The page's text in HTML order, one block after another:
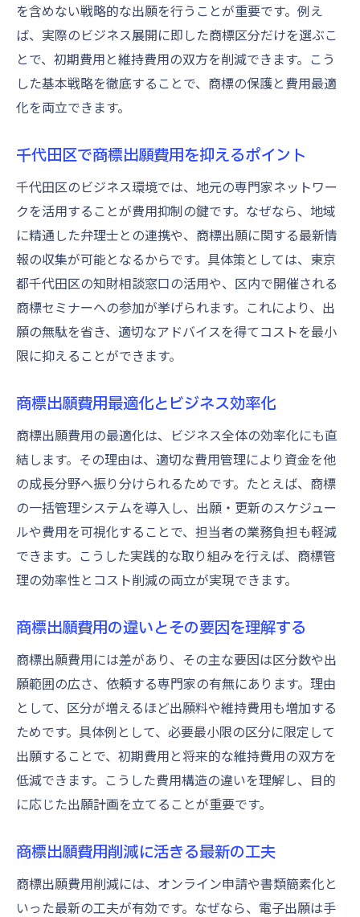
商標登録更新手続きの効率的な進め方
商標登録更新で発生する費用の見直し
商標登録更新を自分で行う際のポイント
商標更新手続きで気をつけたい注意事項
商標登録更新手続きの効率化と実践方法
特許庁料金表から読み解く商標維持の賢い戦略
特許庁料金表を活用した商標維持戦略
商標維持費用を料金表から見極める方法
商標維持費用の最新動向と賢い選択肢
商標維持費用の計画的な最適化のコツ
商標維持と料金表改定への対応方法
特許庁料金表を活かした費用管理術
商標権存続期間の基本と更新の重要性
商標権存続期間と更新手続きの流れ
商標権存続期間延長のための実践的対策
商標権存続期間と維持費用の関連性
商標権存続期間管理と費用最適化の方法
商標登録検索を活用した費用対策の極意
商標登録検索で費用を抑える実践法
商標登録検索と出願費用の関係性を解説
商標登録検索から始める賢い費用管理
商標登録検索で見つける費用節約ポイント
商標登録検索活用で出願費用を最適化
個人の特許申請費用と商標管理の最新動向
個人の特許申請費用と商標管理の基本
個人が知っておきたい商標管理のコツ
個人向け商標管理ツールの活用と費用対策
個人で行う商標管理の最新トレンド紹介
を含めない戦略的な出願を行うことが重要です。例え
ば、実際のビジネス展開に即した商標区分だけを選ぶこ
とで、初期費用と維持費用の双方を削減できます。こう
した基本戦略を徹底することで、商標の保護と費用最適
化を両立できます。
千代田区で商標出願費用を抑えるポイント
千代田区のビジネス環境では、地元の専門家ネットワー
クを活用することが費用抑制の鍵です。なぜなら、地域
に精通した弁理士との連携や、商標出願に関する最新情
報の収集が可能となるからです。具体策としては、東京
都千代田区の知財相談窓口の活用や、区内で開催される
商標セミナーへの参加が挙げられます。これにより、出
願の無駄を省き、適切なアドバイスを得てコストを最小
限に抑えることができます。
商標出願費用最適化とビジネス効率化
商標出願費用の最適化は、ビジネス全体の効率化にも直
結します。その理由は、適切な費用管理により資金を他
の成長分野へ振り分けられるためです。たとえば、商標
の一括管理システムを導入し、出願・更新のスケジュー
ルや費用を可視化することで、担当者の業務負担も軽減
できます。こうした実践的な取り組みを行えば、商標管
理の効率性とコスト削減の両立が実現できます。
商標出願費用の違いとその要因を理解する
商標出願費用には差があり、その主な要因は区分数や出
願範囲の広さ、依頼する専門家の有無にあります。理由
として、区分が増えるほど出願料や維持費用も増加する
ためです。具体例として、必要最小限の区分に限定して
出願することで、初期費用と将来的な維持費用の双方を
低減できます。こうした費用構造の違いを理解し、目的
に応じた出願計画を立てることが重要です。
商標出願費用削減に活きる最新の工夫
商標出願費用削減には、オンライン申請や書類簡素化と
いった最新の工夫が有効です。なぜなら、電子出願は手